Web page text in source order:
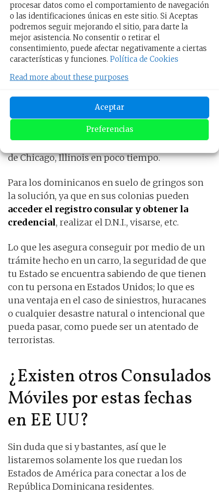
procesar datos como el comportamiento de navegación
o las identificaciones únicas en este sitio. Si Aceptas
podremos seguir mejorando el sitio, para darte la
mejor asistencia. No consentir o retirar el
consentimiento, puede afectar negativamente a ciertas
características y funciones. Política de Cookies
Read more about these purposes
Aceptar
Preferencias
seráentre las 09:00 a 13:00 horas.
Ventajas de los consulados
removibles para los
Dominicanos en Chicago
Estas herramientas en carros sobre ruedas del
estado de República Dominicana poseen la
gran ventaja de recorrer todas las poblaciones
de Chicago, Illinois en poco tiempo.
Para los dominicanos en suelo de gringos son
la solución, ya que en sus colonias pueden
acceder el registro consular y obtener la
credencial, realizar el D.N.I., visarse, etc.
Lo que les asegura conseguir por medio de un
trámite hecho en un carro, la seguridad de que
tu Estado se encuentra sabiendo de que tienen
con tu persona en Estados Unidos; lo que es
una ventaja en el caso de siniestros, huracanes
o cualquier desastre natural o intencional que
pueda pasar, como puede ser un atentado de
terroristas.
¿Existen otros Consulados
Móviles por estas fechas
en EE UU?
Sin duda que si y bastantes, así que le
listaremos solamente los que ruedan los
Estados de América para conectar a los de
República Dominicana residentes.